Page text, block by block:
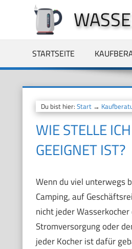
springen
STARTSEITE
Du bist hier: Start→
WIE STELLE
GEEIGNET IST?
Wenn du viel unterwegs
Camping, auf
nicht jeder
Stromversorgung oder
jeder Kocher ist dafür